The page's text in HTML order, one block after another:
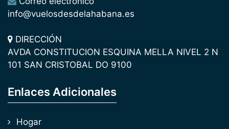
info@vuelosdesdelahabana.es
DIRECCIÓN
AVDA CONSTITUCION ESQUINA MELLA NIVEL 2 N
101 SAN CRISTOBAL DO 9100
Enlaces Adicionales
Hogar